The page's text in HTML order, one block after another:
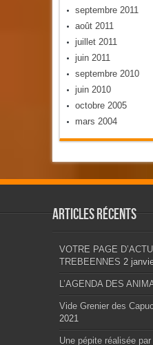
septembre 2011
août 2011
juillet 2011
juin 2011
septembre 2010
juin 2010
octobre 2005
mars 2004
Articles récents
VOTRE PAGE
TREBEENNES 2
L’AGENDA DES
Vide Grenier des
2021
Une pépite réalisée